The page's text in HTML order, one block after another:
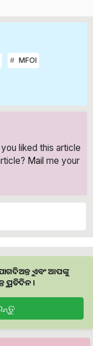
MFOI
liked this article
Mail me your
ଏବଂ ଆପଙ୍କୁ
ପ୍ରତିଦିନ ।